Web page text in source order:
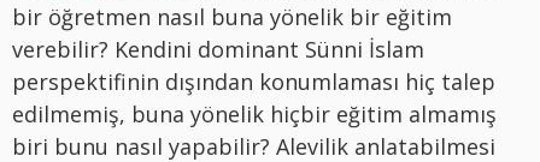
bir öğretmen nasıl buna yönelik bir eğitim
verebilir? Kendini dominant Sünni İslam
perspektifinin dışından konumlaması hiç talep
edilmemiş, buna yönelik hiçbir eğitim almamış
biri bunu nasıl yapabilir? Alevilik anlatabilmesi